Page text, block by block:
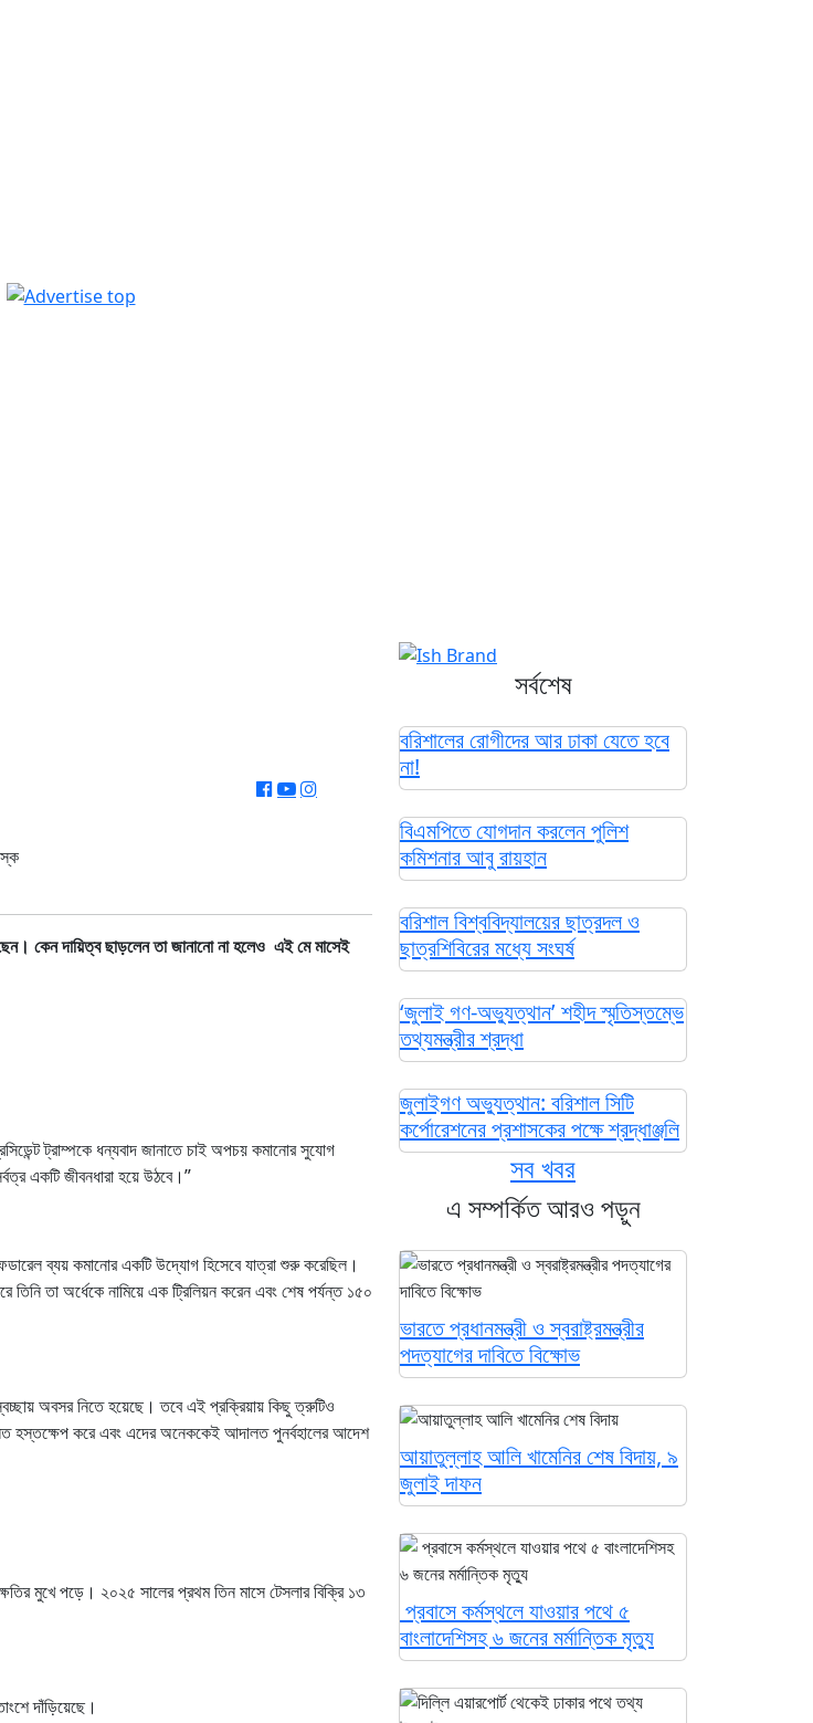
কেন দায়িত্ব ছাড়লেন তা জানানো না হলেও এই মে মাসেই
ট্রাম্পকে ধন্যবাদ জানাতে চাই অপচয় কমানোর সুযোগ
একটি জীবনধারা হয়ে উঠবে।”
ব্যয় কমানোর একটি উদ্যোগ হিসেবে যাত্রা শুরু করেছিল।
তা অর্ধেকে নামিয়ে এক ট্রিলিয়ন করেন এবং শেষ পর্যন্ত ১৫০
অবসর নিতে হয়েছে। তবে এই প্রক্রিয়ায় কিছু ত্রুটিও
হস্তক্ষেপ করে এবং এদের অনেককেই আদালত পুনর্বহালের আদেশ
মুখে পড়ে। ২০২৫ সালের প্রথম তিন মাসে টেসলার বিক্রি ১৩
দাঁড়িয়েছে।
সর্বশেষ
বরিশালের রোগীদের আর ঢাকা যেতে হবে
না!
বিএমপিতে যোগদান করলেন পুলিশ
কমিশনার আবু রায়হান
বরিশাল বিশ্ববিদ্যালয়ের ছাত্রদল ও
ছাত্রশিবিরের মধ্যে সংঘর্ষ
‘জুলাই গণ-অভ্যুত্থান’ শহীদ স্মৃতিস্তম্ভে
তথ্যমন্ত্রীর শ্রদ্ধা
জুলাইগণ অভ্যুত্থান: বরিশাল সিটি
কর্পোরেশনের প্রশাসকের পক্ষে শ্রদ্ধাঞ্জলি
সব খবর
এ সম্পর্কিত আরও পড়ুন
ভারতে প্রধানমন্ত্রী ও স্বরাষ্ট্রমন্ত্রীর
পদত্যাগের দাবিতে বিক্ষোভ
আয়াতুল্লাহ আলি খামেনির শেষ বিদায়, ৯
জুলাই দাফন
প্রবাসে কর্মস্থলে যাওয়ার পথে ৫
বাংলাদেশিসহ ৬ জনের মর্মান্তিক মৃত্যু